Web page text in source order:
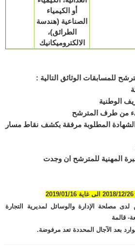
أو الكيمياء
الصناعية (هندسة
الطرائق)،
الالكتروميكانيك
الوثائق التالية :
المترشح
المطلوبة مرفقة بكشف نقاط مسار
للمترشح ان وجدت
الإدارة والوسائل لمديرية التجارة
الآجال المحددة تعد مرفوضة.